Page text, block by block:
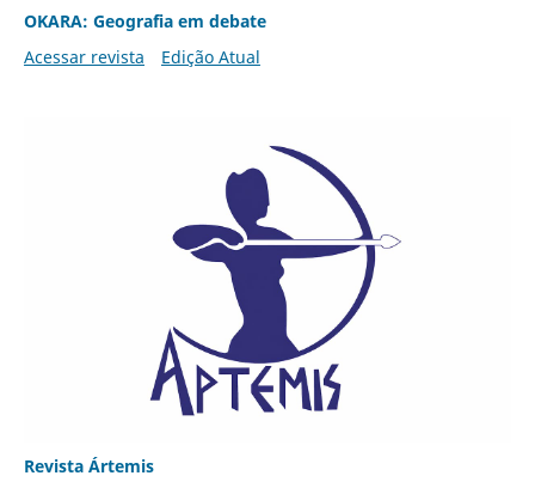
OKARA: Geografia em debate
Acessar revista
Edição Atual
Revista Ártemis